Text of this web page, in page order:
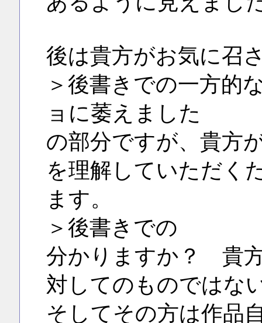
後は貴方がお気に召
＞後書きでの一方的
ョに萎えました
の部分ですが、貴方
を理解していただく
ます。
＞後書きでの
分かりますか？ 貴
対してのものではな
そしてその方は作品